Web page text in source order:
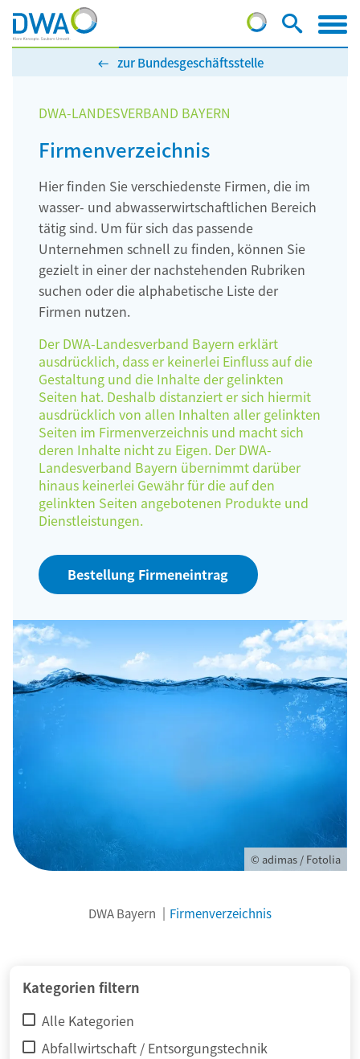
zur Bundesgeschäftsstelle
DWA-LANDESVERBAND BAYERN
Firmenverzeichnis
Hier finden Sie verschiedenste Firmen, die im
wasser- und abwasserwirtschaftlichen Bereich
tätig sind. Um für sich das passende
Unternehmen schnell zu finden, können Sie
gezielt in einer der nachstehenden Rubriken
suchen oder die alphabetische Liste der
Firmen nutzen.
Der DWA-Landesverband Bayern erklärt
ausdrücklich, dass er keinerlei Einfluss auf die
Gestaltung und die Inhalte der gelinkten
Seiten hat. Deshalb distanziert er sich hiermit
ausdrücklich von allen Inhalten aller gelinkten
Seiten im Firmenverzeichnis und macht sich
deren Inhalte nicht zu Eigen. Der DWA-
Landesverband Bayern übernimmt darüber
hinaus keinerlei Gewähr für die auf den
gelinkten Seiten angebotenen Produkte und
Dienstleistungen.
Bestellung Firmeneintrag
© adimas / Fotolia
DWA Bayern Firmenverzeichnis
Kategorien filtern
Alle Kategorien
Abfallwirtschaft / Entsorgungstechnik